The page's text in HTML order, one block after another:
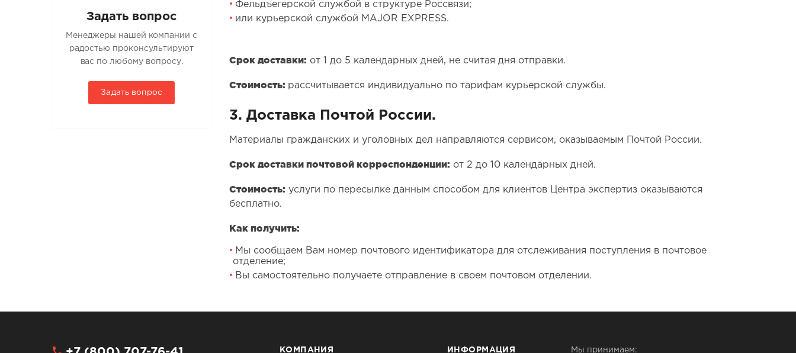
Задать вопрос
Менеджеры нашей компании с
радостью проконсультируют
вас по любому вопросу.
Задать вопрос
Фельдъегерской службой в структуре Россвязи;
или курьерской службой MAJOR EXPRESS.
Срок доставки: от 1 до 5 календарных дней, не считая дня отправки.
Стоимость: рассчитывается индивидуально по тарифам курьерской службы.
3. Доставка Почтой России.
Материалы гражданских и уголовных дел направляются сервисом, оказываемым Почтой России.
Срок доставки почтовой корреспонденции: от 2 до 10 календарных дней.
Стоимость: услуги по пересылке данным способом для клиентов Центра экспертиз оказываются
бесплатно.
Как получить:
Мы сообщаем Вам номер почтового идентификатора для отслеживания поступления в почтовое
отделение;
Вы самостоятельно получаете отправление в своем почтовом отделении.
КОМПАНИЯ ИНФОРМАЦИЯ Мы принимаем: